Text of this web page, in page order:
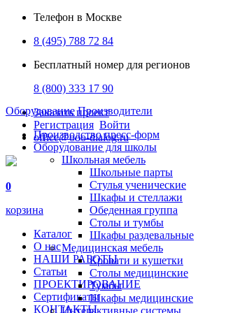
Телефон в Москве
8 (495) 788 72 84
Бесплатный номер для регионов
8 (800) 333 17 90
Заказать проект
Регистрация Войти
office@ooo-dialog.ru
0
корзина
Каталог
О нас
НАШИ РАБОТЫ
Статьи
ПРОЕКТИРОВАНИЕ
Сертификаты
КОНТАКТЫ
Оборудование Производители
Производство пресс-форм
Оборудование для школы
Школьная мебель
Школьные парты
Стулья ученические
Шкафы и стеллажи
Обеденная группа
Столы и тумбы
Шкафы раздевальные
Медицинская мебель
Кровати и кушетки
Столы медицинские
Тумбы
Шкафы медицинские
Интерактивные системы